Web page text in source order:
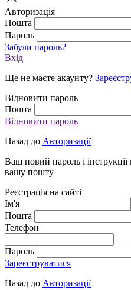
Авторизація
Пошта
Пароль
Забули пароль?
Вхід
Ще не маєте акаунту?
Відновити пароль
Пошта
Відновити пароль
Назад до Авторизації
Ваш новий пароль і
вашу пошту
Реєстрація на сайті
Ім'я
Пошта
Телефон
Пароль
Зареєструватися
Назад до Авторизації